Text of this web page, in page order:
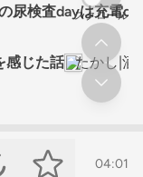
04:01
尿検査dayは充電
感じた話 たかし|酒
スクロール